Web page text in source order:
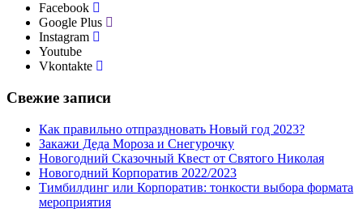
Facebook
Google Plus
Instagram
Youtube
Vkontakte
Свежие записи
Как правильно отпраздновать Новый год 2023?
Закажи Деда Мороза и Снегурочку
Новогодний Сказочный Квест от Святого Николая
Новогодний Корпоратив 2022/2023
Тимбилдинг или Корпоратив: тонкости выбора формата
мероприятия